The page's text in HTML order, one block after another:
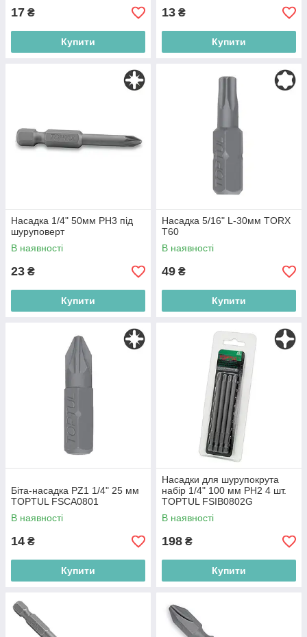
17 ₴
Купити
13 ₴
Купити
Насадка 1/4" 50мм PH3 під
шуруповерт
В наявності
23 ₴
Купити
Насадка 5/16" L-30мм TORX
T60
В наявності
49 ₴
Купити
Біта-насадка PZ1 1/4" 25 мм
TOPTUL FSCA0801
В наявності
14 ₴
Купити
Насадки для шурупокрута
набір 1/4" 100 мм PH2 4 шт.
TOPTUL FSIB0802G
В наявності
198 ₴
Купити